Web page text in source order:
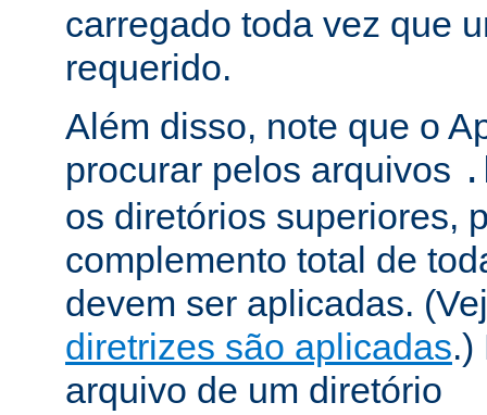
carregado toda vez que
requerido.
Além disso, note que o
procurar pelos arquivos
os diretórios superiores,
complemento total de
devem ser aplicadas.
diretrizes são aplicadas.)
arquivo de um diretório